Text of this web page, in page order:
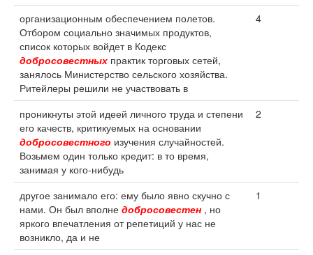
организационным обеспечением полетов.
Отбором социально значимых продуктов,
список которых войдет в Кодекс
добросовестных практик торговых сетей,
занялось Министерство сельского хозяйства.
Ритейлеры решили не участвовать в
4
проникнуты этой идеей личного труда и степени
его качеств, критикуемых на основании
добросовестного изучения случайностей.
Возьмем один только кредит: в то время,
занимая у кого-нибудь
2
другое занимало его: ему было явно скучно с
нами. Он был вполне добросовестен , но
яркого впечатления от репетиций у нас не
возникло, да и не
1